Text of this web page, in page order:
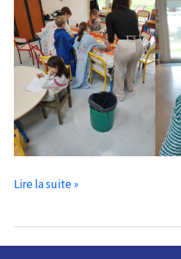
Photos
vacances
Lire la suite »